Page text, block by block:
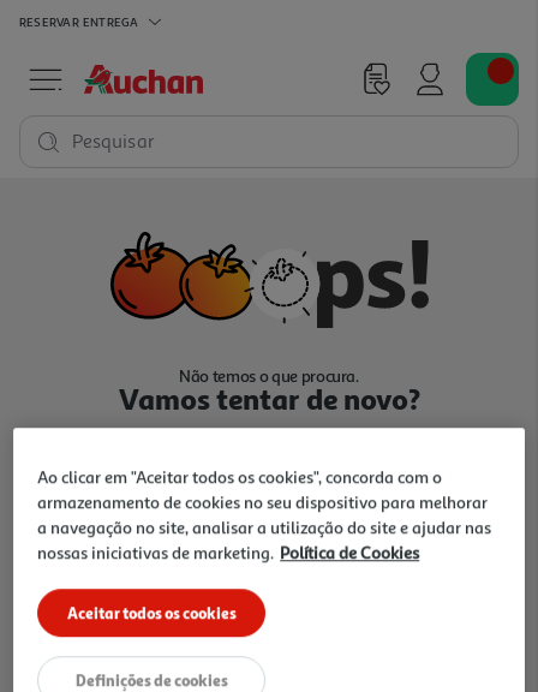
RESERVAR ENTREGA
Pesquisar
Não temos o que procura.
Vamos tentar de novo?
Ir para Homepage
Folhetos
Ao clicar em "Aceitar todos os cookies", concorda com o
armazenamento de cookies no seu dispositivo para melhorar
a navegação no site, analisar a utilização do site e ajudar nas
nossas iniciativas de marketing. Política de Cookies
Aceitar todos os cookies
Definições de cookies